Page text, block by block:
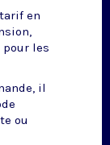
en
pour les
il
ou